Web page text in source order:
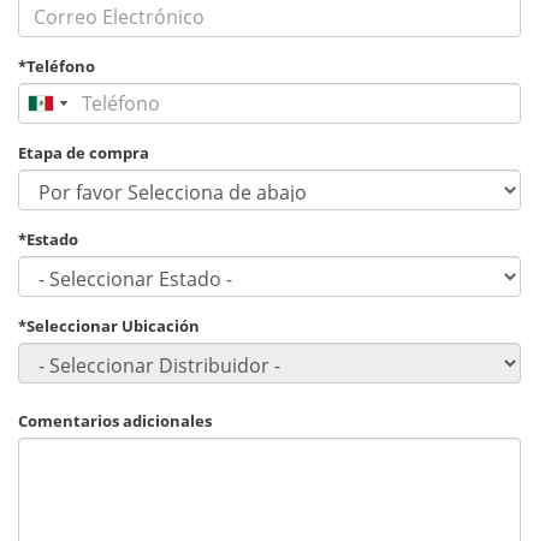
*Teléfono
Etapa de compra
*Estado
*Seleccionar Ubicación
Comentarios adicionales